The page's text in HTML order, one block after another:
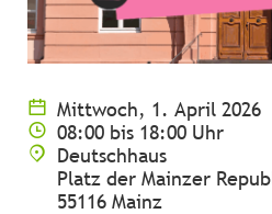
Mittwoch, 1. April 2026
08:00 bis 18:00 Uhr
Deutschhaus
Platz der Mainzer
55116 Mainz